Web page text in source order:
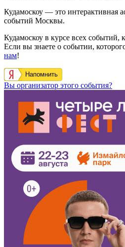
Кудамоскоу — это интерактивная
событий Москвы.
Кудамоскоу в курсе всех событий,
Если вы знаете о событии,
нам!
Напомнить
Вы организатор этого события?